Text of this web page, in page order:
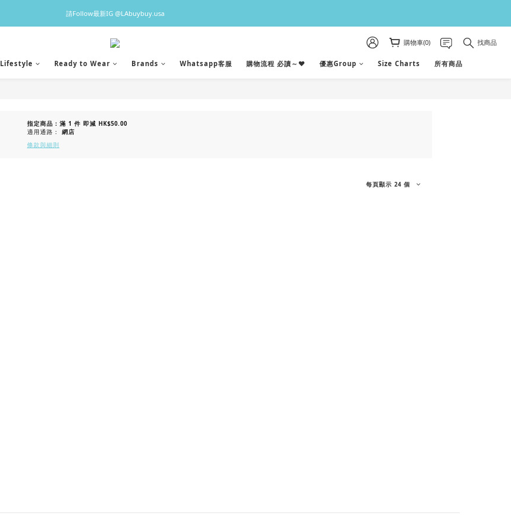
♡預訂貨品2-3星期到港，香港現貨1-3日出貨 ♡
請Follow最新IG @LAbuybuy.usa
♡預訂貨品2-3星期到港，香港現貨1-3日出貨 ♡ 購物車(0) 找商品
Lifestyle Ready to Wear Brands Whatsapp客服 購物流程 必讀～♥ 優惠Group Size Charts 所有商品
指定商品：滿 1 件 即減 HK$50.00
適用通路： 網店
條款與細則
每頁顯示 24 個